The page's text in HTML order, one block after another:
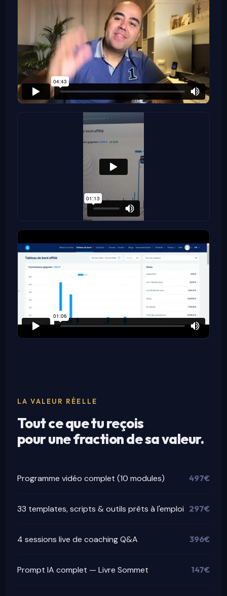
LA VALEUR RÉELLE
Tout ce que tu reçois
pour une fraction de sa valeur.
Programme vidéo complet (10 modules) 497€
33 templates, scripts & outils prêts à l'emploi 297€
4 sessions live de coaching Q&A 396€
Prompt IA complet — Livre Sommet 147€